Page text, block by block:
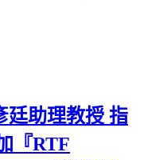
廷助理教授 指
『RTF